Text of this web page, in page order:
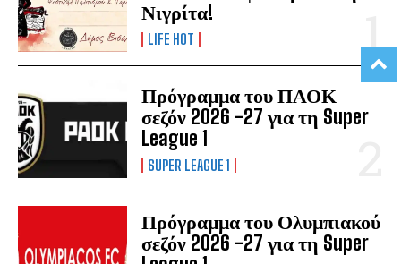
Νιγρίτα!
LIFE HOT
Πρόγραμμα του ΠΑΟΚ
σεζόν 2026 -27 για τη Super
League 1
SUPER LEAGUE 1
Πρόγραμμα του Ολυμπιακού
σεζόν 2026 -27 για τη Super